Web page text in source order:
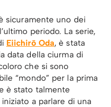
sicuramente uno dei
periodo. La serie,
Eiichirō Oda, è stata
data della ciurma di
che si sono
“mondo” per la prima
è stato talmente
a parlare di una